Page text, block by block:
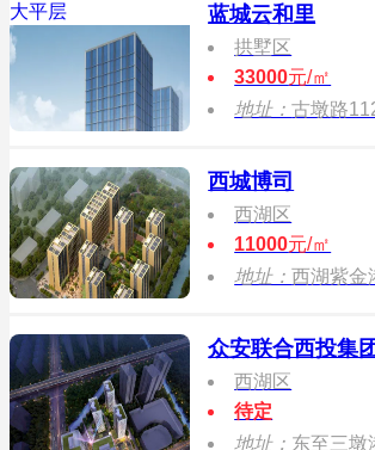
大平层 蓝城云和里
拱墅区
33000元/㎡
地址：古墩路1128号
西城博司
西湖区
11000元/㎡
地址：西湖紫金港路（吉鸿
众安联合西投集
西湖区
待定
地址： 东至三墩港绿化，南至杭州大